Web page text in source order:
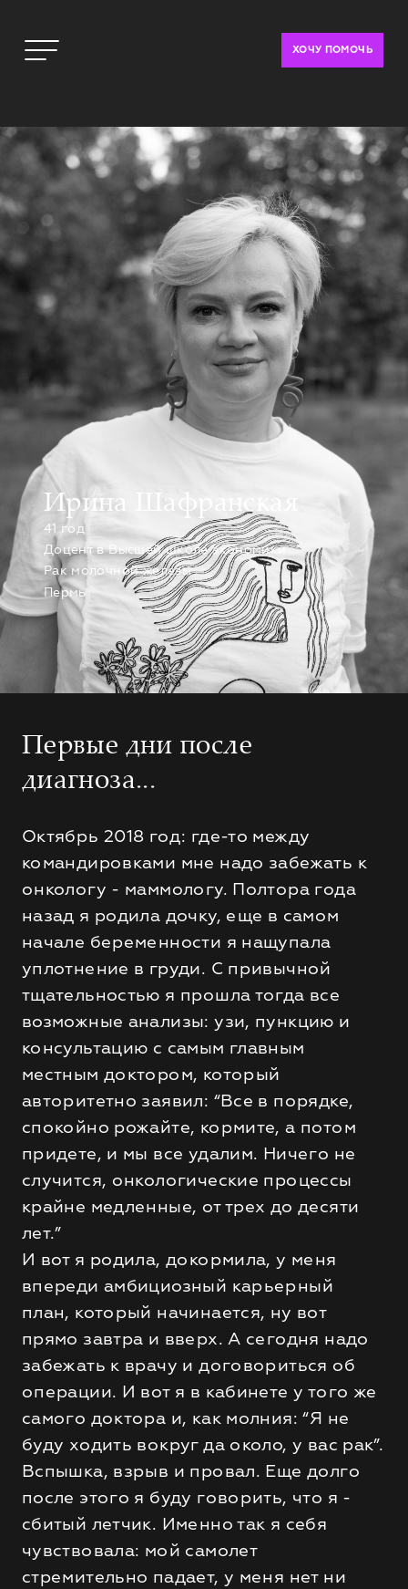
ХОЧУ ПОМОЧЬ
Ирина Шафранская
41 год
Доцент в Высшей школе экономики
Рак молочной железы
Пермь
Первые дни после
диагноза...
Октябрь 2018 год: где-то между
командировками мне надо забежать к
онкологу - маммологу. Полтора года
назад я родила дочку, еще в самом
начале беременности я нащупала
уплотнение в груди. С привычной
тщательностью я прошла тогда все
возможные анализы: узи, пункцию и
консультацию с самым главным
местным доктором, который
авторитетно заявил: “Все в порядке,
спокойно рожайте, кормите, а потом
придете, и мы все удалим. Ничего не
случится, онкологические процессы
крайне медленные, от трех до десяти
лет.”
И вот я родила, докормила, у меня
впереди амбициозный карьерный
план, который начинается, ну вот
прямо завтра и вверх. А сегодня надо
забежать к врачу и договориться об
операции. И вот я в кабинете у того же
самого доктора и, как молния: “Я не
буду ходить вокруг да около, у вас рак”.
Вспышка, взрыв и провал. Еще долго
после этого я буду говорить, что я -
сбитый летчик. Именно так я себя
чувствовала: мой самолет
стремительно падает, у меня нет ни